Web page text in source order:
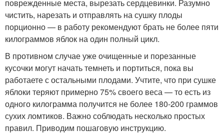
поврежденные места, вырезать сердцевинки. Разумно
чистить, нарезать и отправлять на сушку плоды
порционно — в работу рекомендуют брать не более пяти
килограммов яблок на один полный цикл.
В противном случае уже очищенные и порезанные
кусочки могут начать темнеть и портиться, пока вы
работаете с остальными плодами. Учтите, что при сушке
яблоки теряют примерно 75% своего веса — то есть из
одного килограмма получится не более 180-200 граммов
сухих ломтиков. Важно соблюдать несколько простых
правил. Приводим пошаговую инструкцию.